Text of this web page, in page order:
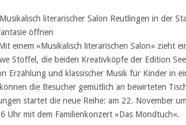
literarischer Salon Reutlingen in der
öffnen
einem »Musikalisch literarischen Salon« zieht
Stoffel, die beiden Kreativköpfe der Edition
Erzählung und klassischer Musik für Kinder in
die Besucher gemütlich an bewirteten
startet die neue Reihe: am 22. November
Uhr mit dem Familienkonzert »Das Mondtuch«.